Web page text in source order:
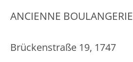
ANCIENNE BOULANGERIE
Brückenstraße 19, 1747